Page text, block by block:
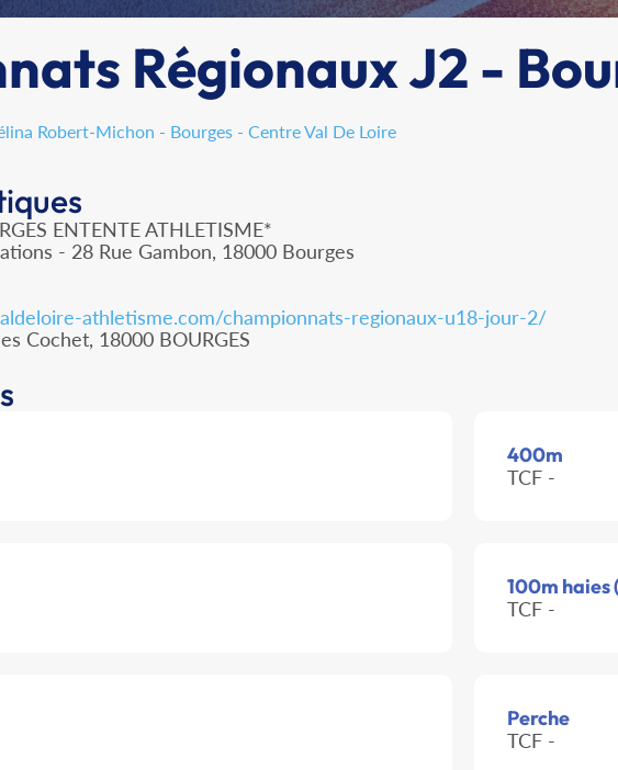
Régionaux J2 -
Robert-Michon - Bourges - Centre Val De Loire
ENTENTE ATHLETISME*
- 28 Rue Gambon, 18000 Bourges
athletisme.com/championnats-regionaux-u18-jour-2/
Cochet, 18000 BOURGES
400m
TCF -
100m haies
TCF -
Perche
TCF -